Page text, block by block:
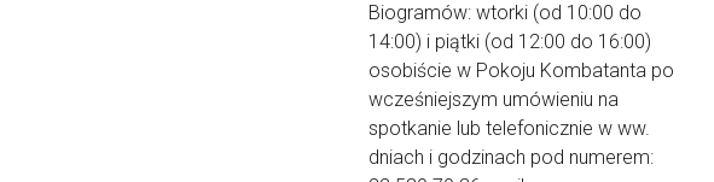
Biogramów: wtorki (od 10:00 do
14:00) i piątki (od 12:00 do 16:00)
osobiście w Pokoju Kombatanta po
wcześniejszym umówieniu na
spotkanie lub telefonicznie w ww.
dniach i godzinach pod numerem: